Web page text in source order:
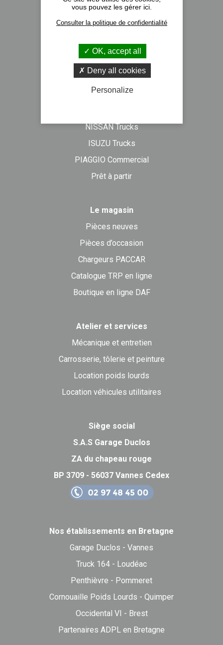
Nos implantations
Recrutement
Actualités
Formulaire de contact
Véhicules neufs
NISSAN Trucks
ISUZU Trucks
PIAGGIO Commercial
Prêt à partir
Le magasin
Pièces neuves
Pièces d’occasion
Chargeurs PACCAR
Catalogue TRP en ligne
Boutique en ligne DAF
Atelier et services
Mécanique et entretien
Carrosserie, tôlerie et peinture
Location poids lourds
Location véhicules utilitaires
Siège social
S.A.S Garage Duclos
ZA du chapeau rouge
BP 3709 - 56037 Vannes Cedex
Nos établissements en Bretagne
Garage Duclos - Vannes
Truck 164 - Loudéac
Penthièvre - Pommeret
Cornouaille Poids Lourds - Quimper
Occidental VI - Brest
Partenaires ADPL en Bretagne
vous pouvez les gérer ici.
Consulter la politique de confidentialité
OK, accept all
Deny all cookies
Personalize